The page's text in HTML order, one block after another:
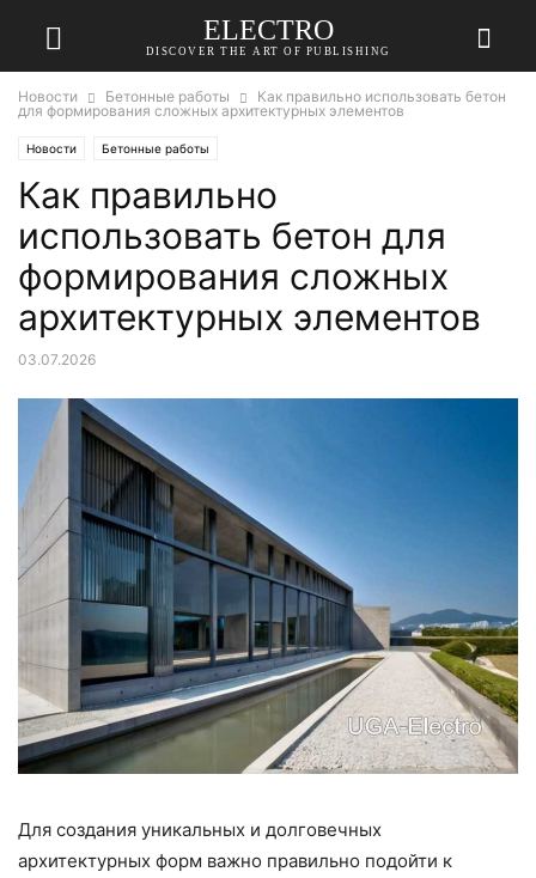
ELECTRO
DISCOVER THE ART OF PUBLISHING
Новости Бетонные работы
Как правильно использовать бетон
для формирования сложных архитектурных элементов
Новости Бетонные работы
Как правильно
использовать бетон для
формирования сложных
архитектурных элементов
03.07.2026
Для создания уникальных и долговечных
архитектурных форм важно правильно подойти к